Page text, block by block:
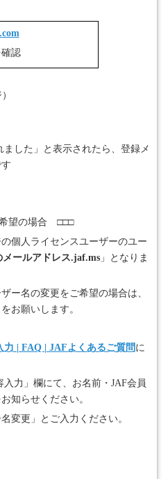
認
ました」と表示されたら、登録メ
望の場合 □□□
個人ライセンスユーザーのユー
メールアドレス.jaf.ms 」となりま
ー名の変更をご希望の場合は、
お願いします。
力 | FAQ | JAFよくあるご質問 に
入力」欄にて、お名前・ JAF会員
知らせください。
変更」とご入力ください。